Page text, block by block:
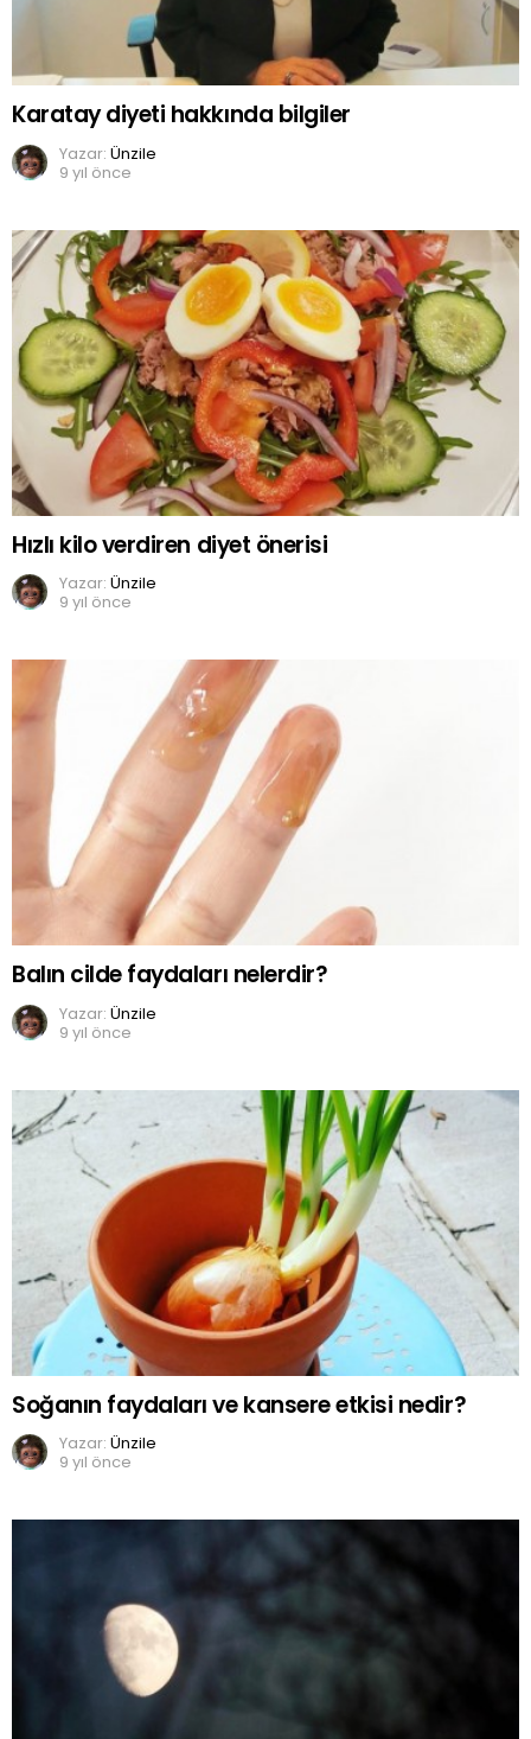
Karatay diyeti hakkında bilgiler
Yazar: Ünzile
9 yıl önce
Hızlı kilo verdiren diyet önerisi
Yazar: Ünzile
9 yıl önce
Balın cilde faydaları nelerdir?
Yazar: Ünzile
9 yıl önce
Soğanın faydaları ve kansere etkisi nedir?
Yazar: Ünzile
9 yıl önce